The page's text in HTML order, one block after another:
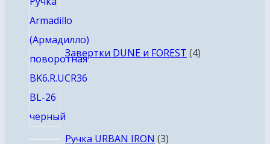
Завертки DUNE и FOREST 4
Ручка URBAN IRON 33